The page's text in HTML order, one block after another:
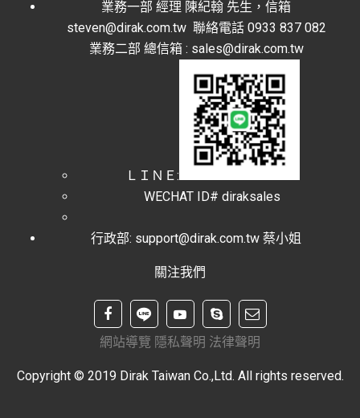
業務一部 經理 陳紀翰 先生，信箱
steven@dirak.com.tw 聯絡電話 0933 837 082
業務二部 總信箱 : sales@dirak.com.tw
ＬＩＮＥ:
WECHAT ID# diraksales
行政部: support@dirak.com.tw 蔡小姐
關注我們
網站導覽 隱私聲明 法律聲明
Copyright © 2019 Dirak Taiwan Co.,Ltd. All rights reserved.